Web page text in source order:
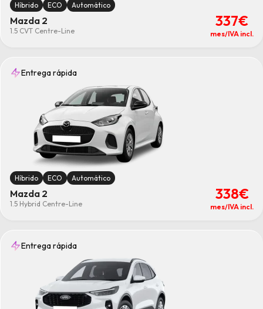
Híbrido ECO Automático
Mazda 2
1.5 CVT Centre-Line
337€
mes/IVA incl.
Entrega rápida
Híbrido ECO Automático
Mazda 2
1.5 Hybrid Centre-Line
338€
mes/IVA incl.
Entrega rápida